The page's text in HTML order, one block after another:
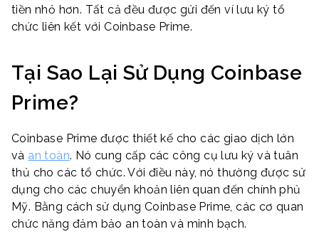
tiền nhỏ hơn. Tất cả đều được gửi đến ví lưu ký tổ
chức liên kết với Coinbase Prime.
Tại Sao Lại Sử Dụng Coinbase
Prime?
Coinbase Prime được thiết kế cho các giao dịch lớn
và an toàn. Nó cung cấp các công cụ lưu ký và tuân
thủ cho các tổ chức. Với điều này, nó thường được sử
dụng cho các chuyển khoản liên quan đến chính phủ
Mỹ. Bằng cách sử dụng Coinbase Prime, các cơ quan
chức năng đảm bảo an toàn và minh bạch.